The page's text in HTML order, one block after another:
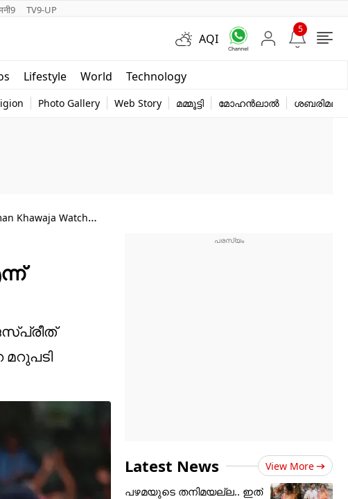
TV9-UP
AQI
5
Lifestyle World Technology
StoryPhoto Gallery Web Story മമ്മൂട്ടി മോഹൻലാൽ ശബരിമല
Khawaja Watch
Latest News View More
പഴമയുടെ തനിമയല്ല.. ഇത്